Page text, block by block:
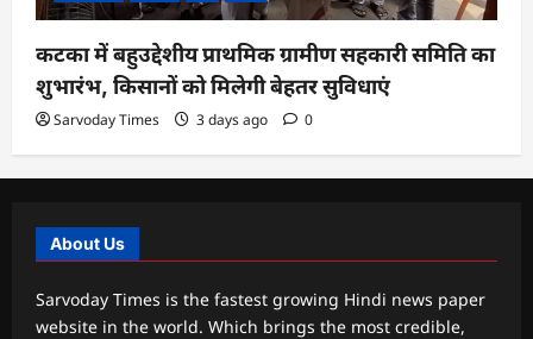
कटका में बहुउद्देशीय प्राथमिक ग्रामीण सहकारी समिति का
शुभारंभ, किसानों को मिलेगी बेहतर सुविधाएं
Sarvoday Times 3 days ago 0
About Us
Sarvoday Times is the fastest growing Hindi news paper
website in the world. Which brings the most credible,